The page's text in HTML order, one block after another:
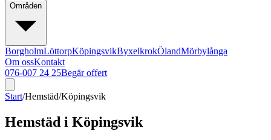
Områden
BorgholmLöttorpKöpingsvikByxelkrokÖlandMörbylånga
Om ossKontakt
076-007 24 25Begär offert
Start/Hemstäd/Köpingsvik
Hemstäd i Köpingsvik